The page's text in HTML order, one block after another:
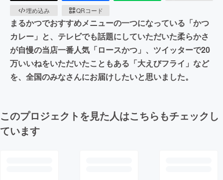
埋め込み
QRコード
まるかつでおすすめメニューの一つになっている「かつ
カレー」と、テレビでも話題にしていただいた柔らかさ
が自慢の当店一番人気「ロースかつ」、ツイッターで20
万いいねをいただいたこともある「大えびフライ」など
を、全国のみなさんにお届けしたいと思いました。
このプロジェクトを見た人はこちらもチェックし
ています